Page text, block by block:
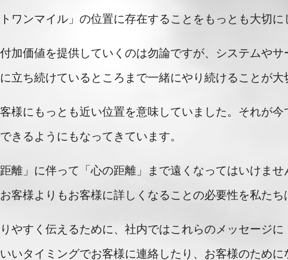
ワンマイル」の位置に存在することをもっとも大切に
加価値を提供していくのは勿論ですが、システムや
立ち続けているところまで一緒にやり続けることが大
様にもっとも近い位置を意味していました。それが今
きるようにもなってきています。
離」に伴って「心の距離」まで遠くなってはいけま
客様よりもお客様に詳しくなることの必要性を私たち
やすく伝えるために、社内ではこれらのメッセージ
いタイミングでお客様に連絡したり、お客様のため